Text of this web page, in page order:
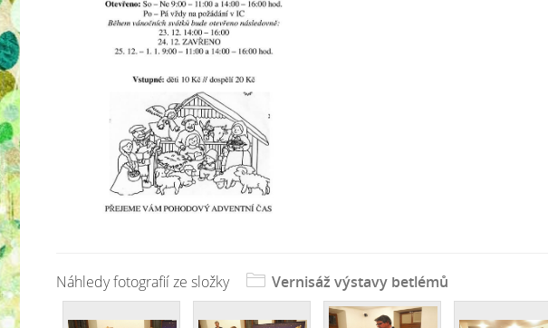
Náhledy fotografií ze složky Vernisáž výstavy betlémů